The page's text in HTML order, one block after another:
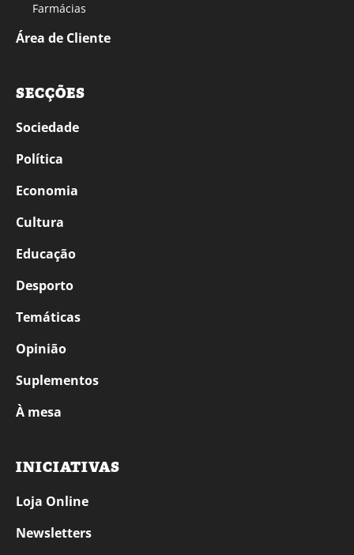
Farmácias
Área de Cliente
SECÇÕES
Sociedade
Política
Economia
Cultura
Educação
Desporto
Temáticas
Opinião
Suplementos
À mesa
INICIATIVAS
Loja Online
Newsletters